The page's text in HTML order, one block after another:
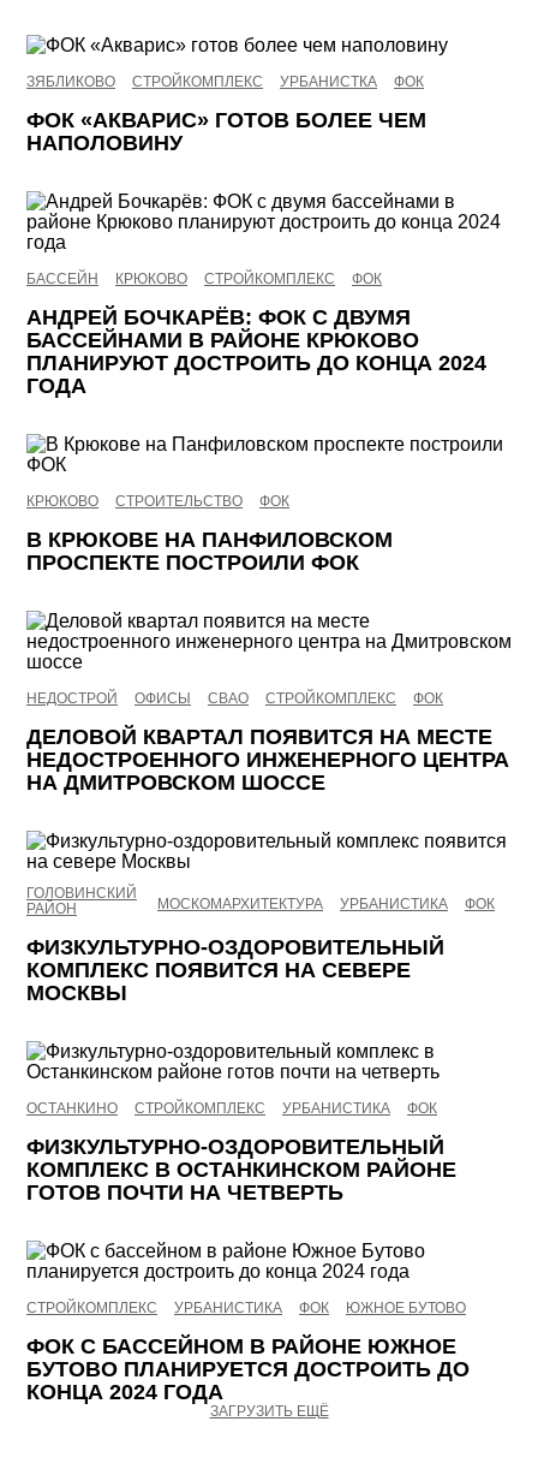
ЗЯБЛИКОВО СТРОЙКОМПЛЕКС УРБАНИСТКА ФОК
ФОК «АКВАРИС» ГОТОВ БОЛЕЕ ЧЕМ
НАПОЛОВИНУ
БАССЕЙН КРЮКОВО СТРОЙКОМПЛЕКС ФОК
АНДРЕЙ БОЧКАРЁВ: ФОК С ДВУМЯ
БАССЕЙНАМИ В РАЙОНЕ КРЮКОВО
ПЛАНИРУЮТ ДОСТРОИТЬ ДО КОНЦА 2024
ГОДА
КРЮКОВО СТРОИТЕЛЬСТВО ФОК
В КРЮКОВЕ НА ПАНФИЛОВСКОМ
ПРОСПЕКТЕ ПОСТРОИЛИ ФОК
НЕДОСТРОЙ ОФИСЫ СВАО СТРОЙКОМПЛЕКС ФОК
ДЕЛОВОЙ КВАРТАЛ ПОЯВИТСЯ НА МЕСТЕ
НЕДОСТРОЕННОГО ИНЖЕНЕРНОГО ЦЕНТРА
НА ДМИТРОВСКОМ ШОССЕ
ГОЛОВИНСКИЙ
РАЙОН
МОСКОМАРХИТЕКТУРА УРБАНИСТИКА ФОК
ФИЗКУЛЬТУРНО-ОЗДОРОВИТЕЛЬНЫЙ
КОМПЛЕКС ПОЯВИТСЯ НА СЕВЕРЕ
МОСКВЫ
ОСТАНКИНО СТРОЙКОМПЛЕКС УРБАНИСТИКА ФОК
ФИЗКУЛЬТУРНО-ОЗДОРОВИТЕЛЬНЫЙ
КОМПЛЕКС В ОСТАНКИНСКОМ РАЙОНЕ
ГОТОВ ПОЧТИ НА ЧЕТВЕРТЬ
СТРОЙКОМПЛЕКС УРБАНИСТИКА ФОК ЮЖНОЕ БУТОВО
ФОК С БАССЕЙНОМ В РАЙОНЕ ЮЖНОЕ
БУТОВО ПЛАНИРУЕТСЯ ДОСТРОИТЬ ДО
КОНЦА 2024 ГОДА
ЗАГРУЗИТЬ ЕЩЁ